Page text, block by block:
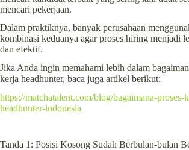
mencari pekerjaan.
Dalam praktiknya, banyak perusahaan
kombinasi keduanya agar proses hiring menjadi
dan efektif.
Jika Anda ingin memahami lebih dalam
kerja headhunter, baca juga artikel berikut:
https://matchatalent.com/blog/bagaimana-proses-
headhunter-indonesia
Tanda 1: Posisi Kosong Sudah Berbulan-bulan